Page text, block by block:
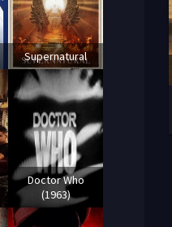
Supernatural
Doctor Who
(1963)